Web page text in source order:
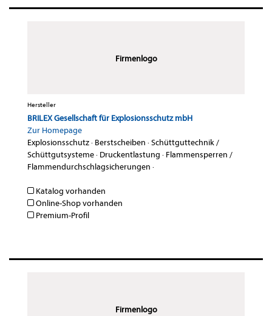
Firmenlogo
Hersteller
BRILEX Gesellschaft für Explosionsschutz mbH
Zur Homepage
Explosionsschutz· Berstscheiben ·Schüttguttechnik /
Schüttgutsysteme· Druckentlastung · Flammensperren /
Flammendurchschlagsicherungen ·
Katalog vorhanden
Online-Shop vorhanden
Premium-Profil
Firmenlogo